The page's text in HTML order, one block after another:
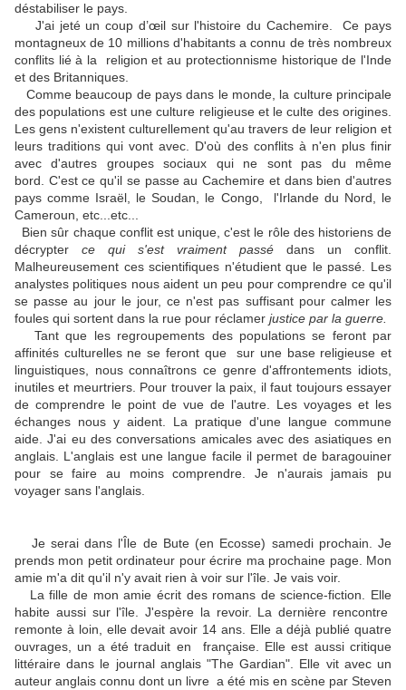
déstabiliser le pays.
J'ai jeté un coup d’œil sur l'histoire du Cachemire. Ce pays
montagneux de 10 millions d'habitants a connu de très nombreux
conflits lié à la religion et au protectionnisme historique de l'Inde
et des Britanniques.
Comme beaucoup de pays dans le monde, la culture principale
des populations est une culture religieuse et le culte des origines.
Les gens n'existent culturellement qu'au travers de leur religion et
leurs traditions qui vont avec. D'où des conflits à n'en plus finir
avec d'autres groupes sociaux qui ne sont pas du même
bord. C'est ce qu'il se passe au Cachemire et dans bien d'autres
pays comme Israël, le Soudan, le Congo, l'Irlande du Nord, le
Cameroun, etc...etc...
Bien sûr chaque conflit est unique, c'est le rôle des historiens de
décrypter ce qui s'est vraiment passé dans un conflit.
Malheureusement ces scientifiques n'étudient que le passé. Les
analystes politiques nous aident un peu pour comprendre ce qu'il
se passe au jour le jour, ce n'est pas suffisant pour calmer les
foules qui sortent dans la rue pour réclamer justice par la guerre.
Tant que les regroupements des populations se feront par
affinités culturelles ne se feront que sur une base religieuse et
linguistiques, nous connaîtrons ce genre d'affrontements idiots,
inutiles et meurtriers. Pour trouver la paix, il faut toujours essayer
de comprendre le point de vue de l'autre. Les voyages et les
échanges nous y aident. La pratique d'une langue commune
aide. J'ai eu des conversations amicales avec des asiatiques en
anglais. L'anglais est une langue facile il permet de baragouiner
pour se faire au moins comprendre. Je n'aurais jamais pu
voyager sans l'anglais.
Je serai dans l'Île de Bute (en Ecosse) samedi prochain. Je
prends mon petit ordinateur pour écrire ma prochaine page. Mon
amie m'a dit qu'il n'y avait rien à voir sur l'île. Je vais voir.
La fille de mon amie écrit des romans de science-fiction. Elle
habite aussi sur l'île. J'espère la revoir. La dernière rencontre
remonte à loin, elle devait avoir 14 ans. Elle a déjà publié quatre
ouvrages, un a été traduit en française. Elle est aussi critique
littéraire dans le journal anglais "The Gardian". Elle vit avec un
auteur anglais connu dont un livre a été mis en scène par Steven